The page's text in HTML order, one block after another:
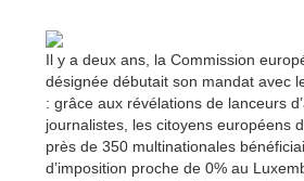
Il y a deux ans, la Commission
désignée débutait son mandat avec
: grâce aux révélations de lanceurs
journalistes, les citoyens européens
près de 350 multinationales
d’imposition proche de 0% au